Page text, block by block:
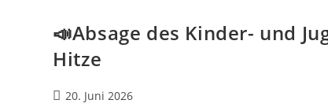
📣Absage des Kinder- und
Hitze
Beitrag
20. Juni 2026